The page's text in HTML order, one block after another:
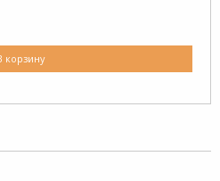
корзину